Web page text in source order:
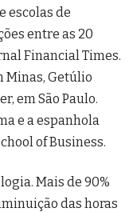
escolas de
entre as 20
Financial Times.
Minas, Getúlio
em São Paulo.
e a espanhola
of Business.
Mais de 90%
das horas